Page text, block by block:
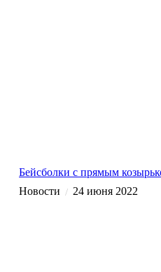
Бейсболки с прямым
Новости / 24 июня 2022